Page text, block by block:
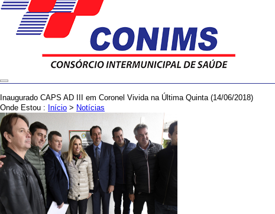
Inaugurado CAPS AD III em Coronel Vivida na Última Quinta (14/06/2018)
Onde Estou : Início > Notícias